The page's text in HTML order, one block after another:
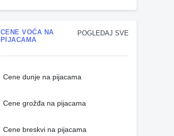
POGLEDAJ SVE
CENE VOĆA NA
PIJACAMA
Cene dunje na pijacama
Cene grožđa na pijacama
Cene breskvi na pijacama